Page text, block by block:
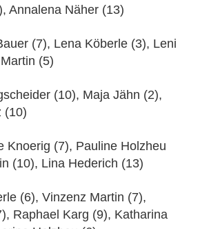
Annalena Näher (13)
(7), Lena Köberle (3), Leni
(5)
(10), Maja Jähn (2),
(10)
Knoerig (7), Pauline Holzheu
(10), Lina Hederich (13)
(6), Vinzenz Martin (7),
Raphael Karg (9), Katharina